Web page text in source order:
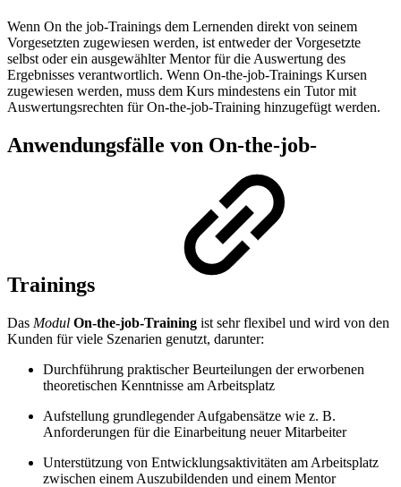
Wenn On the job-Trainings dem Lernenden direkt von seinem
Vorgesetzten zugewiesen werden, ist entweder der Vorgesetzte
selbst oder ein ausgewählter Mentor für die Auswertung des
Ergebnisses verantwortlich. Wenn On-the-job-Trainings Kursen
zugewiesen werden, muss dem Kurs mindestens ein Tutor mit
Auswertungsrechten für On-the-job-Training hinzugefügt werden.
Anwendungsfälle von On-the-job-
Trainings
Das Modul On-the-job-Training ist sehr flexibel und wird von den
Kunden für viele Szenarien genutzt, darunter:
Durchführung praktischer Beurteilungen der erworbenen
theoretischen Kenntnisse am Arbeitsplatz
Aufstellung grundlegender Aufgabensätze wie z. B.
Anforderungen für die Einarbeitung neuer Mitarbeiter
Unterstützung von Entwicklungsaktivitäten am Arbeitsplatz
zwischen einem Auszubildenden und einem Mentor